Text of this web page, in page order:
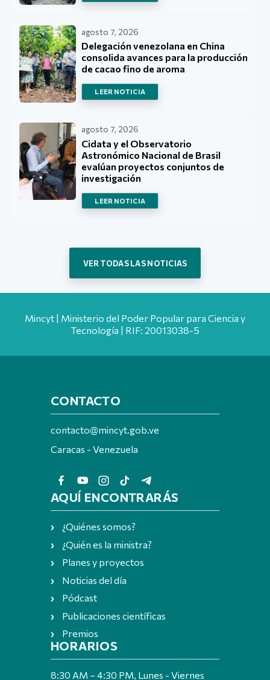
agosto 7, 2026
Delegación venezolana en China
consolida avances para la producción
de cacao fino de aroma
LEER NOTICIA
agosto 7, 2026
Cidata y el Observatorio
Astronómico Nacional de Brasil
evalúan proyectos conjuntos de
investigación
LEER NOTICIA
VER TODAS LAS NOTICIAS
Mincyt | Ministerio del Poder Popular para Ciencia y
Tecnología | RIF: 20013038-5
CONTACTO
contacto@mincyt.gob.ve
Caracas - Venezuela
AQUÍ ENCONTRARÁS
¿Quiénes somos?
¿Quién es la ministra?
Planes y proyectos
Noticias del día
Pódcast
Publicaciones científicas
Premios
HORARIOS
8:30 AM – 4:30 PM, Lunes - Viernes